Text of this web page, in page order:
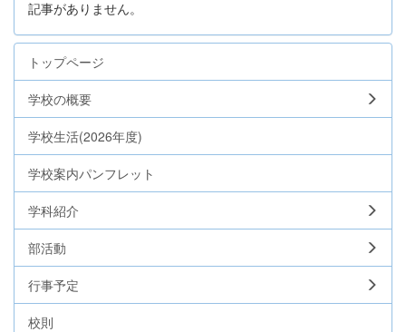
記事がありません。
トップページ
学校の概要
学校生活(2026年度)
学校案内パンフレット
学科紹介
部活動
行事予定
校則